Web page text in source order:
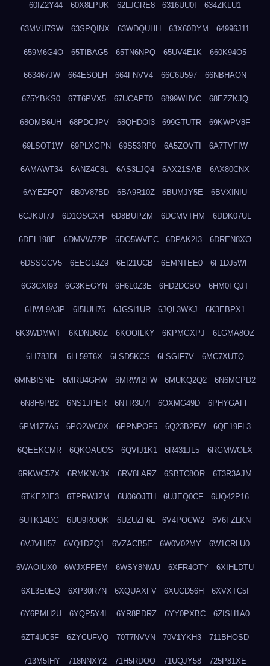
60IZ2Y44 60X8LPUK 62LJGRE8 6316UU0I 634ZKLU1
63MVU7SW 63SPQINX 63WDQUHH 63X60DYM 64996J11
659M6G4O 65TIBAG5 65TN6NPQ 65UV4E1K 660K94O5
663467JW 664ESOLH 664FNVV4 66C6U597 66NBHAON
675YBKS0 67T6PVX5 67UCAPT0 6899WHVC 68EZZKJQ
68OMB6UH 68PDCJPV 68QHDOI3 699GTUTR 69KWPV8F
69LSOT1W 69PLXGPN 69S53RP0 6A5ZOVTI 6A7TVFIW
6AMAWT34 6ANZ4C8L 6AS3LJQ4 6AX21SAB 6AX80CNX
6AYEZFQ7 6B0V87BD 6BA9R10Z 6BUMJY5E 6BVXINIU
6CJKUI7J 6D1OSCXH 6D8BUPZM 6DCMVTHM 6DDK07UL
6DEL198E 6DMVW7ZP 6DO5WVEC 6DPAK2I3 6DREN8XO
6DSSGCV5 6EEGL9Z9 6EI21UCB 6EMNTEE0 6F1DJ5WF
6G3CXI93 6G3KEGYN 6H6L0Z3E 6HD2DCBO 6HM0FQJT
6HWL9A3P 6I5IUH76 6JGSI1UR 6JQL3WKJ 6K3EBPX1
6K3WDMWT 6KDND60Z 6KOOILKY 6KPMGXPJ 6LGMA8OZ
6LI78JDL 6LL59T6X 6LSD5KCS 6LSGIF7V 6MC7XUTQ
6MNBISNE 6MRU4GHW 6MRWI2FW 6MUKQ2Q2 6N6MCPD2
6N8H9PB2 6NS1JPER 6NTR3U7I 6OXMG49D 6PHYGAFF
6PM1Z7A5 6PO2WC0X 6PPNPOF5 6Q23B2FW 6QE19FL3
6QEEKCMR 6QKOAUOS 6QVIJ1K1 6R431JL5 6RGMWOLX
6RKWC57X 6RMKNV3X 6RV8LARZ 6SBTC8OR 6T3R3AJM
6TKE2JE3 6TPRWJZM 6U06OJTH 6UJEQ0CF 6UQ42P16
6UTK14DG 6UU9ROQK 6UZUZF6L 6V4POCW2 6V6FZLKN
6VJVHI57 6VQ1DZQ1 6VZACB5E 6W0V02MY 6W1CRLU0
6WAOIUX0 6WJXFPEM 6WSY8NWU 6XFR4OTY 6XIHLDTU
6XL3E0EQ 6XP30R7N 6XQUAXFV 6XUCD56H 6XVXTC5I
6Y6PMH2U 6YQP5Y4L 6YR8PDRZ 6YY0PXBC 6ZISH1A0
6ZT4UC5F 6ZYCUFVQ 70T7NVVN 70V1YKH3 711BHOSD
713M5IHY 718NNXY2 71H5RDOO 71UQJY58 725P81XE